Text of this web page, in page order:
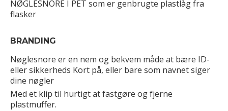
NØGLESNORE I PET som er genbrugte plastlåg fra
flasker
BRANDING
Nøglesnore er en nem og bekvem måde at bære ID-
eller sikkerheds Kort på, eller bare som navnet siger
dine nøgler
Med et klip til hurtigt at fastgøre og fjerne
plastmuffer.